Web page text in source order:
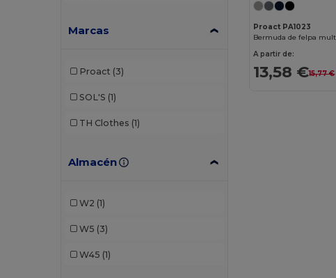
Marcas
Proact (3)
SOL'S (1)
TH Clothes (1)
Almacén
W2 (1)
W5 (3)
W45 (1)
Proact PA1023
A partir de:
13,58 €15,77 €